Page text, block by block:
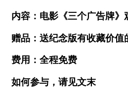
内容：电影《三个广告牌》
赠品：送纪念版有收藏价值
费用：全程免费
如何参与，请见文末